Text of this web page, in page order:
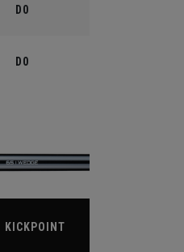
D0
D0
KICKPOINT